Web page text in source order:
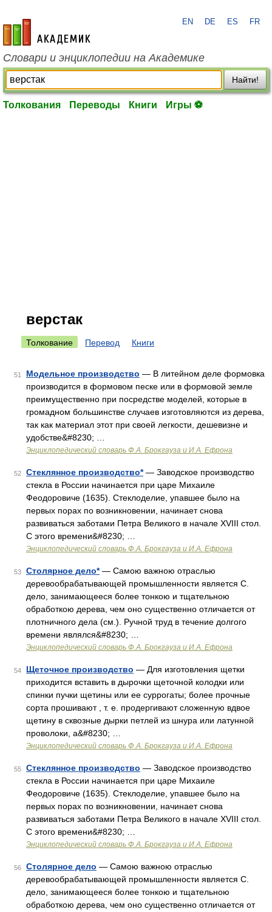
academic.ru
EN DE ES FR
Словари и энциклопедии на Академике
Найти!
Толкования Переводы Книги Игры ⚽
верстак
Толкование Перевод Книги
51 Модельное производство — В литейном деле формовка
производится в формовом песке или в формовой земле
преимущественно при посредстве моделей, которые в
громадном большинстве случаев изготовляются из дерева,
так как материал этот при своей легкости, дешевизне и
удобстве&#8230; …
Энциклопедический словарь Ф.А. Брокгауза и И.А. Ефрона
52 Стеклянное производство*— Заводское производство
стекла в России начинается при царе Михаиле
Феодоровиче (1635). Стеклоделие, упавшее было на
первых порах по возникновении, начинает снова
развиваться заботами Петра Великого в начале XVIII стол.
С этого времени&#8230; …
Энциклопедический словарь Ф.А. Брокгауза и И.А. Ефрона
53 Столярное дело*— Самою важною отраслью
деревообрабатывающей промышленности является С.
дело, занимающееся более тонкою и тщательною
обработкою дерева, чем оно существенно отличается от
плотничного дела (см.). Ручной труд в течение долгого
времени являлся&#8230; …
Энциклопедический словарь Ф.А. Брокгауза и И.А. Ефрона
54 Щеточное производство — Для изготовления щетки
приходится вставить в дырочки щеточной колодки или
спинки пучки щетины или ее суррогаты; более прочные
сорта прошивают , т. е. продергивают сложенную вдвое
щетину в сквозные дырки петлей из шнура или латунной
проволоки, а&#8230; …
Энциклопедический словарь Ф.А. Брокгауза и И.А. Ефрона
55 Стеклянное производство — Заводское производство
стекла в России начинается при царе Михаиле
Феодоровиче (1635). Стеклоделие, упавшее было на
первых порах по возникновении, начинает снова
развиваться заботами Петра Великого в начале XVIII стол.
С этого времени&#8230; …
Энциклопедический словарь Ф.А. Брокгауза и И.А. Ефрона
56 Столярное дело — Самою важною отраслью
деревообрабатывающей промышленности является С.
дело, занимающееся более тонкою и тщательною
обработкою дерева, чем оно существенно отличается от